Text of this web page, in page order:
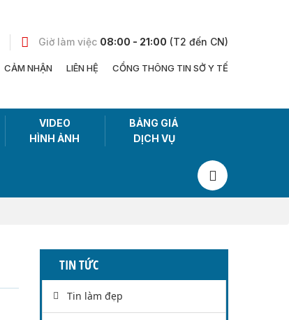
Giờ làm việc 08:00 - 21:00 (T2 đến CN)
CẢM NHẬN LIÊN HỆ CỔNG THÔNG TIN SỞ Y TẾ
VIDEO
HÌNH ẢNH
BẢNG GIÁ
DỊCH VỤ
TIN TỨC
Tin làm đẹp